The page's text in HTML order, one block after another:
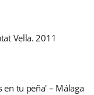
Vella. 2011
en tu peña' – Málaga